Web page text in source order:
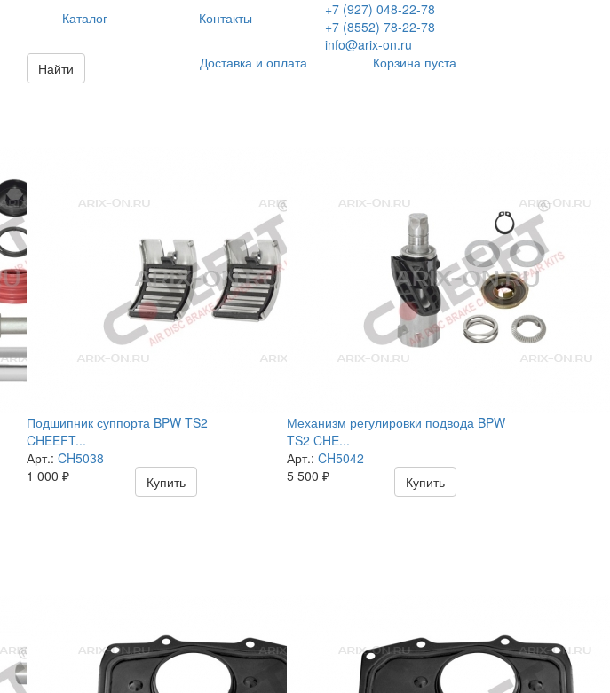
Каталог Контакты
+7 (927) 048-22-78
+7 (8552) 78-22-78
info@arix-on.ru
Найти
Доставка и оплата Корзина пуста
Подшипник суппорта BPW TS2
CHEEFT...
Арт.: CH5038
1 000 ₽ Купить
Механизм регулировки подвода BPW
TS2 CHE...
Арт.: CH5042
5 500 ₽ Купить